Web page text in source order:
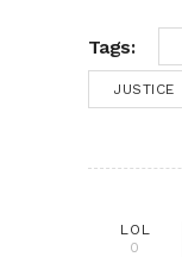
Tags:
JUSTICE
LOL
0